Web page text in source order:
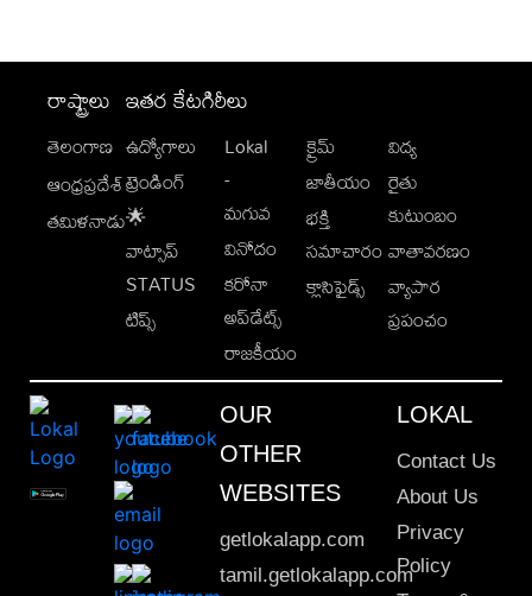
రాష్ట్రాలు
తెలంగాణ
ఆంధ్రప్రదేశ్
తమిళనాడు
ఇతర కేటగిరీలు
ఉద్యోగాలు
ట్రెండింగ్
🌟
వాట్సాప్
STATUS
టిప్స్
Lokal
-
మగువ
వినోదం
కరోనా
అప్‌డేట్స్
రాజకీయం
క్రైమ్
జాతీయం
భక్తి
సమాచారం
క్లాసిఫైడ్స్
విద్య
రైతు
కుటుంబం
వాతావరణం
వ్యాపార
ప్రపంచం
OUR
OTHER
WEBSITES
getlokalapp.com
tamil.getlokalapp.com
LOKAL
Contact Us
About Us
Privacy
Policy